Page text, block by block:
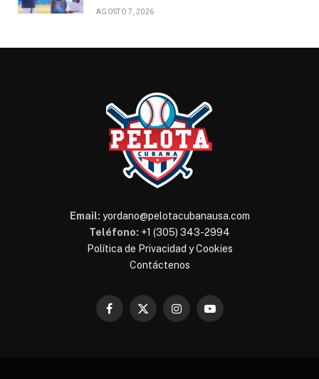
AGOSTO 7, 2026
Email: yordano@pelotacubanausa.com
Teléfono: +1 (305) 343-2994
Política de Privacidad y Cookies
Contáctenos
Facebook
X
InstagramYouTube